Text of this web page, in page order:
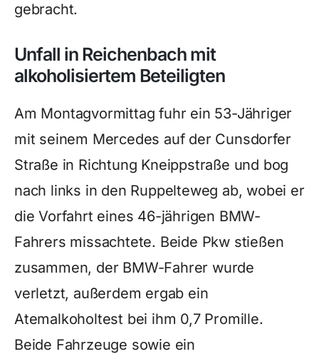
gebracht.
Unfall in Reichenbach mit
alkoholisiertem Beteiligten
Am Montagvormittag fuhr ein 53-Jähriger
mit seinem Mercedes auf der Cunsdorfer
Straße in Richtung Kneippstraße und bog
nach links in den Ruppelteweg ab, wobei er
die Vorfahrt eines 46-jährigen BMW-
Fahrers missachtete. Beide Pkw stießen
zusammen, der BMW-Fahrer wurde
verletzt, außerdem ergab ein
Atemalkoholtest bei ihm 0,7 Promille.
Beide Fahrzeuge sowie ein